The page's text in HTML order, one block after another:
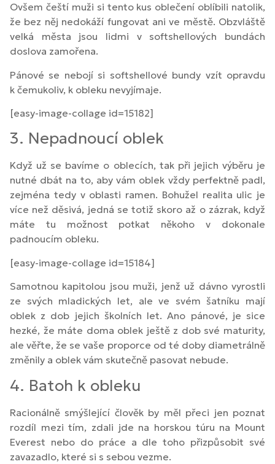
Ovšem čeští muži si tento kus oblečení oblíbili natolik,
že bez něj nedokáží fungovat ani ve městě. Obzvláště
velká města jsou lidmi v softshellových bundách
doslova zamořena.
Pánové se nebojí si softshellové bundy vzít opravdu
k čemukoliv, k obleku nevyjímaje.
[easy-image-collage id=15182]
3. Nepadnoucí oblek
Když už se bavíme o oblecích, tak při jejich výběru je
nutné dbát na to, aby vám oblek vždy perfektně padl,
zejména tedy v oblasti ramen. Bohužel realita ulic je
více než děsivá, jedná se totiž skoro až o zázrak, když
máte tu možnost potkat někoho v dokonale
padnoucím obleku.
[easy-image-collage id=15184]
Samotnou kapitolou jsou muži, jenž už dávno vyrostli
ze svých mladických let, ale ve svém šatníku mají
oblek z dob jejich školních let. Ano pánové, je sice
hezké, že máte doma oblek ještě z dob své maturity,
ale věřte, že se vaše proporce od té doby diametrálně
změnily a oblek vám skutečně pasovat nebude.
4. Batoh k obleku
Racionálně smýšlející člověk by měl přeci jen poznat
rozdíl mezi tím, zdali jde na horskou túru na Mount
Everest nebo do práce a dle toho přizpůsobit své
zavazadlo, které si s sebou vezme.